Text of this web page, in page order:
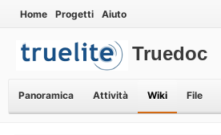
Home Progetti Aiuto
Truedoc
Panoramica Attività Wiki File